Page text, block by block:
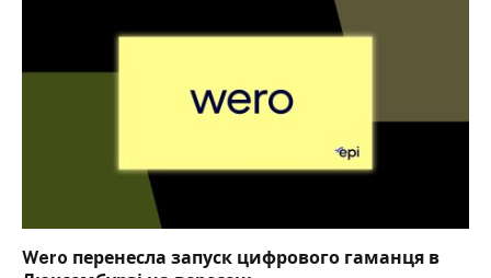
Wero перенесла запуск цифрового гаманця в